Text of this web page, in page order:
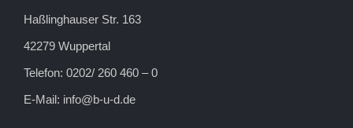
Haßlinghauser Str. 163
42279 Wuppertal
Telefon: 0202/ 260 460 – 0
E-Mail: info@b-u-d.de